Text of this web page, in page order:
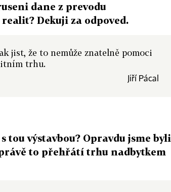
dane z prevodu
Dekuji za odpoved.
jist, že to nemůže znatelně pomoci
trhu.
Jiří Pácal
tou výstavbou? Opravdu jsme byli
to přehřátí trhu nadbytkem